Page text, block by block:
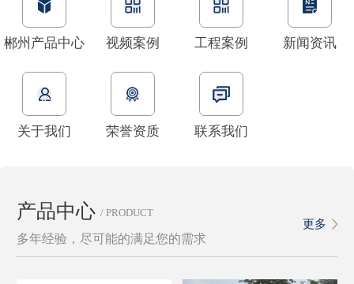
郴州产品中心 视频案例 工程案例 新闻资讯
关于我们 荣誉资质 联系我们
产品中心 / PRODUCT
多年经验，尽可能的满足您的需求
更多